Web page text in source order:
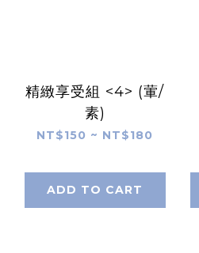
精緻享受組 <4> (葷/
素)
NT$150 ~ NT$180
ADD TO CART